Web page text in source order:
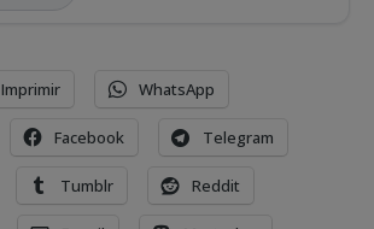
Imprimir WhatsApp
Facebook Telegram
Tumblr Reddit